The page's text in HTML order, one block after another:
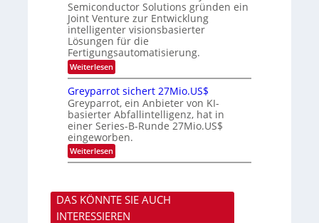
n
H
a
l
b
j
a
h
m
m
t
i
n
d
e
r
D
A
C
H
-
I
n
d
u
r
i
e
-
K
u
r
s
v
o
n
P
h
o
t
o
n
i
c
s
b
Semiconductor Solutions gründen ein
Joint Venture zur Entwicklung
intelligenter visionsbasierter
Lösungen für die
Fertigungsautomatisierung.
Weiterlesen:
M
t
s
u
b
i
s
h
i
e
c
t
Greyparrot sichert 27Mio.US$
Greyparrot, ein Anbieter von KI-
basierter Abfallintelligenz, hat in
einer Series-B-Runde 27Mio.US$
eingeworben.
Weiterlesen:
G
y
p
a
r
DAS KÖNNTE SIE AUCH
INTERESSIEREN